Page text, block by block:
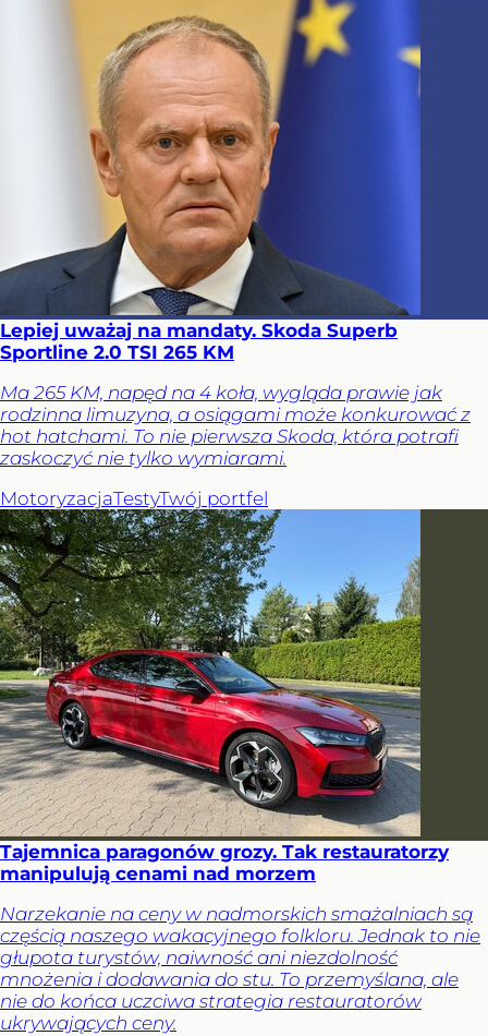
Lepiej uważaj na mandaty. Skoda Superb
Sportline 2.0 TSI 265 KM
Ma 265 KM, napęd na 4 koła, wygląda prawie jak
rodzinna limuzyna, a osiągami może konkurować z
hot hatchami. To nie pierwsza Skoda, która potrafi
zaskoczyć nie tylko wymiarami.
MotoryzacjaTestyTwój portfel
Tajemnica paragonów grozy. Tak restauratorzy
manipulują cenami nad morzem
Narzekanie na ceny w nadmorskich smażalniach są
częścią naszego wakacyjnego folkloru. Jednak to nie
głupota turystów, naiwność ani niezdolność
mnożenia i dodawania do stu. To przemyślana, ale
nie do końca uczciwa strategia restauratorów
ukrywających ceny.